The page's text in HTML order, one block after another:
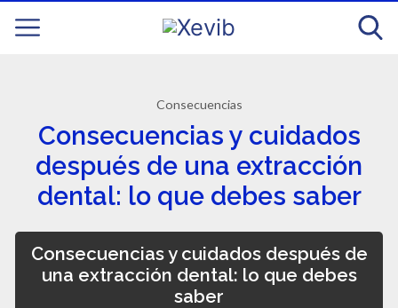
Consecuencias
Consecuencias y cuidados
después de una extracción
dental: lo que debes saber
Consecuencias y cuidados después de
una extracción dental: lo que debes
saber